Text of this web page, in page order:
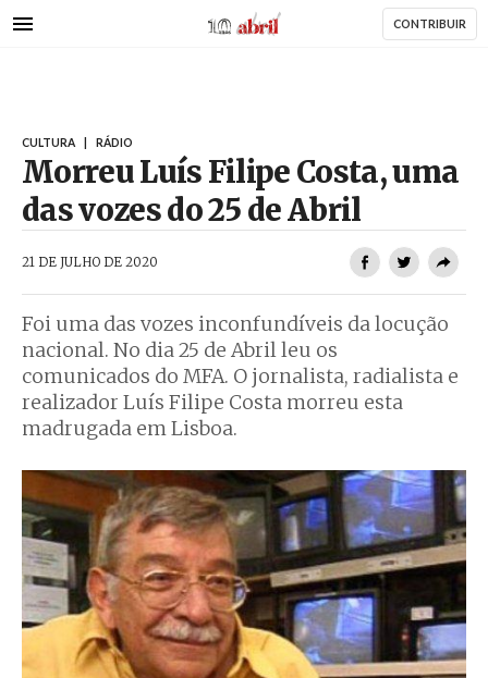
para
AbrilAbril CONTRIBUIR
CULTURA RÁDIO
Morreu Luís Filipe Costa, uma
das vozes do 25 de Abril
21 DE JULHO DE 2020
Foi uma das vozes inconfundíveis da locução
nacional. No dia 25 de Abril leu os
comunicados do MFA. O jornalista, radialista e
realizador Luís Filipe Costa morreu esta
madrugada em Lisboa.